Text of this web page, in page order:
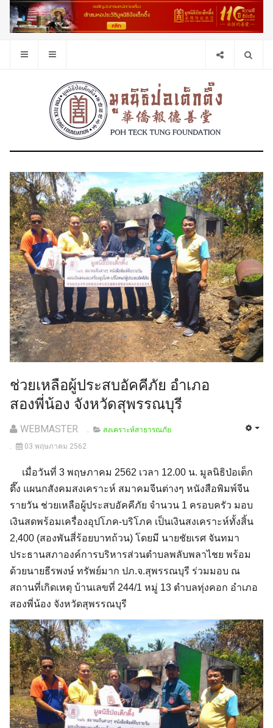
ช่วยเหลือผู้ประสบอัคคีภัย อำเภอ
สองพี่น้อง จังหวัดสุพรรณบุรี
WEBMASTER
สงเคราะห์สาธารณภัย
03 พฤษภาคม 2562
เมื่อวันที่ 3 พฤษภาคม 2562 เวลา 12.00 น. มูลนิธิป่อเต็ก
ตึ๊ง แผนกสังคมสงเคราะห์ สมาคมจีนต่างๆ หนังสือพิมพ์จีน
รายวัน ช่วยเหลือผู้ประสบอัคคีภัย จำนวน 1 ครอบครัว มอบ
เงินสดพร้อมเครื่องอุปโภค-บริโภค เป็นเงินสงเคราะห์ทั้งสิ้น
2,400 (สองพันสี่ร้อยบาทถ้วน) โดยมี นายชัยเรศ จันทมา
ประธานสภาองค์การบริหารส่วนตำบลพลับพลาไชย พร้อม
ด้วยนายธีรพงษ์ ทรัพย์มาก ปภ.จ.สุพรรณบุรี ร่วมมอบ ณ
สถานที่เกิดเหตุ บ้านเลขที่ 244/1 หมู่ 13 ตำบลทุ่งคอก อำเภอ
สองพี่น้อง จังหวัดสุพรรณบุรี